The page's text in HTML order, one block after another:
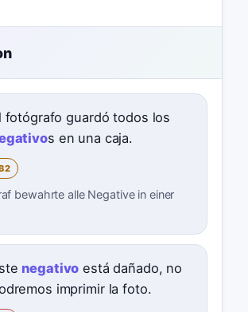
fotógrafo guardó todos los
s en una caja.
bewahrte alle Negative in einer
negativo está dañado, no
imprimir la foto.